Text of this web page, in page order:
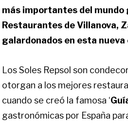
más importantes del mundo
Restaurantes de Villanova,
galardonados en esta nueva
Los Soles Repsol son
otorgan a los mejores
cuando se creó la famosa ‘
gastronómicas por España